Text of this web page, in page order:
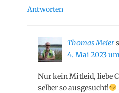
Antworten
Thomas Meier
4. Mai 2023
Nur kein Mitleid, liebe
selber so ausgesucht!